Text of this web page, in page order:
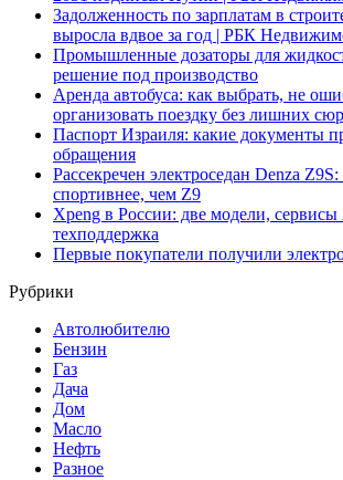
Задолженность по зарплатам в
выросла вдвое за год | РБК
Промышленные дозаторы для
решение под производство
Аренда автобуса: как выбрать, не
организовать поездку без лишних
Паспорт Израиля: какие документы
обращения
Рассекречен электроседан Denza
спортивнее, чем Z9
Xpeng в России: две модели, сервисы
техподдержка
Первые покупатели получили
Рубрики
Автолюбителю
Бензин
Газ
Дача
Дом
Масло
Нефть
Разное